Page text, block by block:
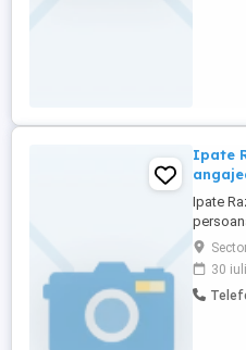
Ipate
Ipate
fi in
Argeş
iulie
30